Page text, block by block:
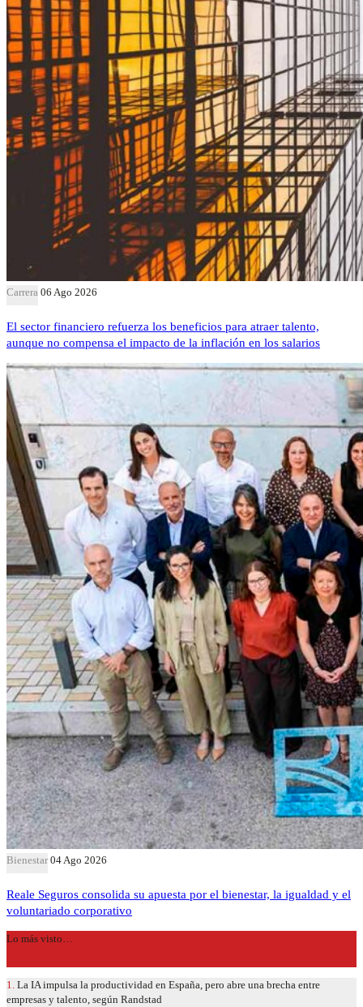
Carrera 06 Ago 2026
El sector financiero refuerza los beneficios para atraer talento,
aunque no compensa el impacto de la inflación en los salarios
Bienestar 04 Ago 2026
Reale Seguros consolida su apuesta por el bienestar, la igualdad y el
voluntariado corporativo
Lo más visto…
1. La IA impulsa la productividad en España, pero abre una brecha entre
empresas y talento, según Randstad